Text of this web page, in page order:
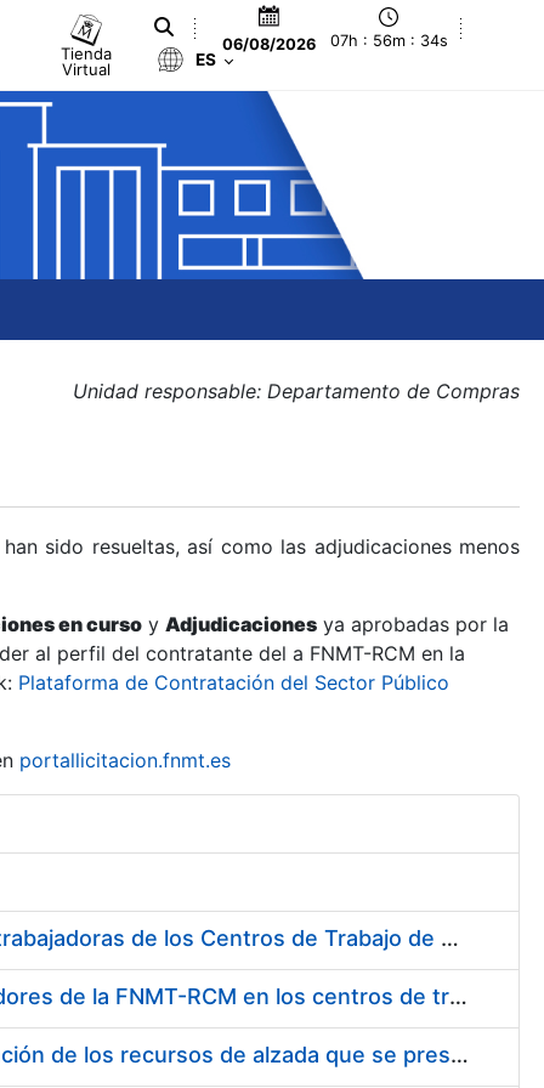
Tienda
Virtual
06/08/2026 07h : 56m : 34s
ES
Unidad responsable: Departamento de Compras
sido resueltas, así como las adjudicaciones menos
en curso y Adjudicaciones ya aprobadas por la
al perfil del contratante del a FNMT-RCM en la
Plataforma de Contratación del Sector Público
portallicitacion.fnmt.es
Suministro de Protectores Auditivos a medida para las personas trabajadoras de los Centros de Trabajo de Madrid y Burgos
Suministro de gafas graduadas antiproyecciones para los trabajadores de la FNMT-RCM en los centros de trabajo de Madrid y Burgos
Servicios de una empresa externa para el asesoramiento y resolución de los recursos de alzada que se presentan relacionados con procesos de selección para la FNMT-RCM